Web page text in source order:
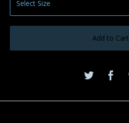
Add to Cart